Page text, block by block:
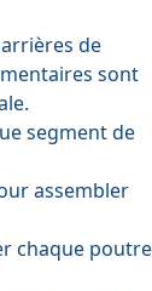
de
sont
segment de
assembler
chaque poutre